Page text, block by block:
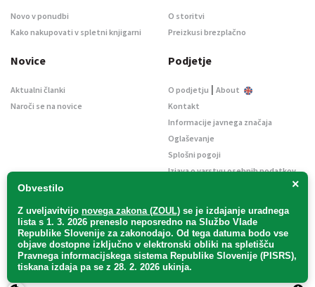
×
Obvestilo
Z uveljavitvijo novega zakona (ZOUL) se je izdajanje uradnega
lista s 1. 3. 2026 preneslo neposredno na Službo Vlade
Republike Slovenije za zakonodajo. Od tega datuma bodo vse
objave dostopne izključno v elektronski obliki na spletišču
Pravnega informacijskega sistema Republike Slovenije (PISRS),
tiskana izdaja pa se z 28. 2. 2026 ukinja.
Novo v ponudbi
Kako nakupovati v spletni knjigarni
O storitvi
Preizkusi brezplačno
Novice
Aktualni članki
Naroči se na novice
Podjetje
O podjetju | About
Kontakt
Informacije javnega značaja
Oglaševanje
Splošni pogoji
Izjava o varstvu osebnih podatkov
Uradni list d. o. o. – v likvidaciji / Vse pravice pridržane.